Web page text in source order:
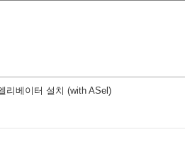
리베이터 설치 (with ASel)